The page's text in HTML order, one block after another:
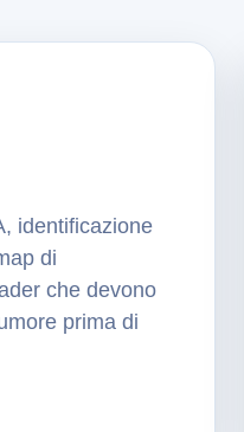
identificazione
di
che devono
prima di